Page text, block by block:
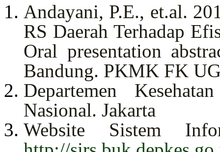
Andayani, P.E., et.al.
RS Daerah Terhadap
Oral presentation
Bandung. PKMK FK
Departemen
Nasional. Jakarta
Website Sistem